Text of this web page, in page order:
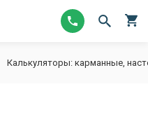
Калькуляторы: карманные,